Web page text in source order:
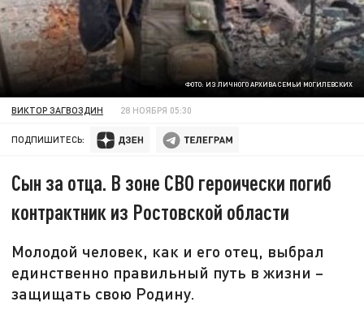
ФОТО: ИЗ ЛИЧНОГО АРХИВА СЕМЬИ МОГИЛЕВСКИХ
ВИКТОР ЗАГВОЗДИН 28 НОЯБРЯ 05:30
ПОДПИШИТЕСЬ:
Сын за отца. В зоне СВО героически погиб
контрактник из Ростовской области
Молодой человек, как и его отец, выбрал
единственно правильный путь в жизни –
защищать свою Родину.